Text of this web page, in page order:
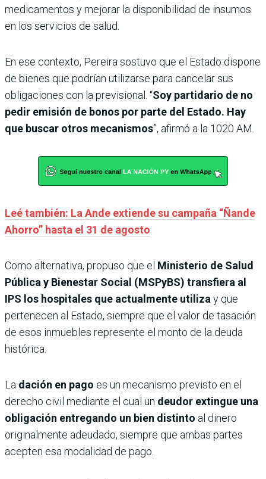
medicamentos y mejorar la disponibilidad de insumos
en los servicios de salud.
En ese contexto, Pereira sostuvo que el Estado dispone
de bienes que podrían utilizarse para cancelar sus
obligaciones con la previsional. “Soy partidario de no
pedir emisión de bonos por parte del Estado. Hay
que buscar otros mecanismos”, afirmó a la 1020 AM.
Leé también: La Ande extiende su campaña “Ñande
Ahorro” hasta el 31 de agosto
Como alternativa, propuso que el Ministerio de Salud
Pública y Bienestar Social (MSPyBS) transfiera al
IPS los hospitales que actualmente utiliza y que
pertenecen al Estado, siempre que el valor de tasación
de esos inmuebles represente el monto de la deuda
histórica.
La dación en pago es un mecanismo previsto en el
derecho civil mediante el cual un deudor extingue una
obligación entregando un bien distinto al dinero
originalmente adeudado, siempre que ambas partes
acepten esa modalidad de pago.